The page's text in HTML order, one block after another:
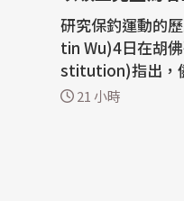
研究保釣運動的
tin Wu)4日在胡
stitution)指出，
來局勢難以預測
21 小時